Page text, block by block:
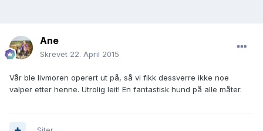
Ane
Skrevet 22. April 2015
Vår ble livmoren operert ut på, så vi fikk dessverre ikke noe
valper etter henne. Utrolig leit! En fantastisk hund på alle måter.